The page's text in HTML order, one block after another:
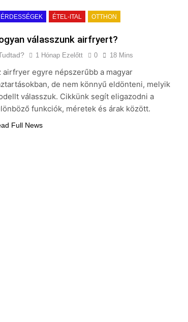
ÉRDESSÉGEK ÉTEL-ITAL OTTHON
válasszunk airfryert?
1 Hónap Ezelőtt 0 18 Mins
airfryer egyre népszerűbb a magyar
de nem könnyű eldönteni, melyik
válasszuk. Cikkünk segít eligazodni a
funkciók, méretek és árak között.
Full News